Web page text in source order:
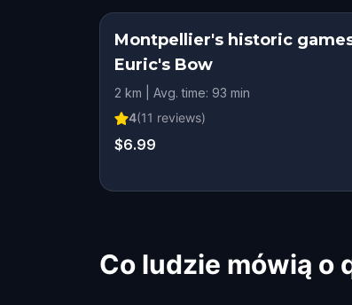
Montpellier's historic
Euric's Bow
2 km | Avg. time: 93 min
4(11 reviews)
$6.99
Co ludzie mówią o